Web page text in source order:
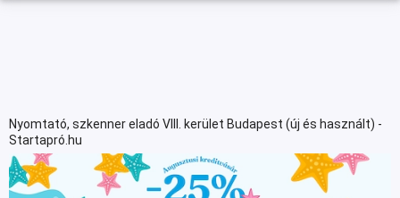
Nyomtató, szkenner eladó VIII. kerület Budapest (új és használt) -
Startapró.hu